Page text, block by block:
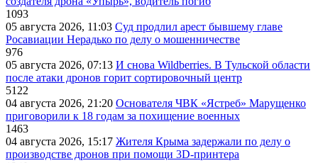
1093
05 августа 2026, 11:03 Суд продлил арест бывшему главе
Росавиации Нерадько по делу о мошенничестве
976
05 августа 2026, 07:13 И снова Wildberries. В Тульской области
после атаки дронов горит сортировочный центр
5122
04 августа 2026, 21:20 Основателя ЧВК «Ястреб» Марущенко
приговорили к 18 годам за похищение военных
1463
04 августа 2026, 15:17 Жителя Крыма задержали по делу о
производстве дронов при помощи 3D‑принтера